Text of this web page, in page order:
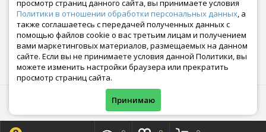
Почта:
crazy-ferma@yandex.ru
© Все права защищены. Информация сайта защищена законом об авторских правах.
просмотр страниц данного сайта, вы принимаете условия
Политики в отношении обработки персональных данных, а
также соглашаетесь с передачей полученных данных с
помощью файлов cookie о вас третьим лицам и получением
вами маркетинговых материалов, размещаемых на данном
сайте. Если вы не принимаете условия данной Политики, вы
можете изменить настройки браузера или прекратить
просмотр страниц сайта.
Принимаю